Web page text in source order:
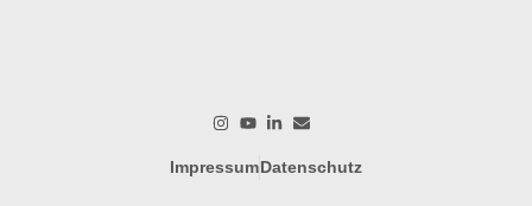
ImpressumDatenschutz